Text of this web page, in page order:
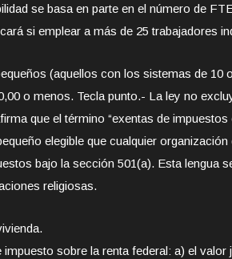
se basa en parte en el número de
si emplear a más de 25 trabajadores
(aquellos con los sistemas de 10
o menos. Tecla punto.- La ley no
que el término “exentas de impuestos
elegible que cualquier organización
bajo la sección 501(a). Esta lengua
religiosas.
sobre la renta federal: a) el valor